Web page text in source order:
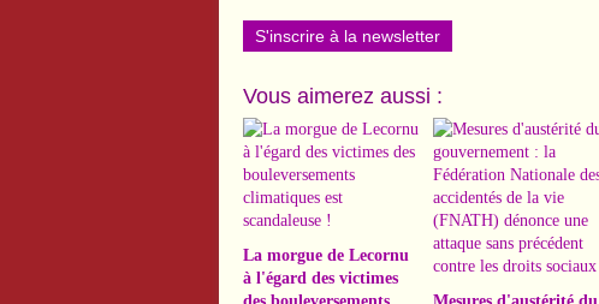
S'inscrire à la newsletter
Vous aimerez aussi :
La morgue de Lecornu
à l'égard des victimes